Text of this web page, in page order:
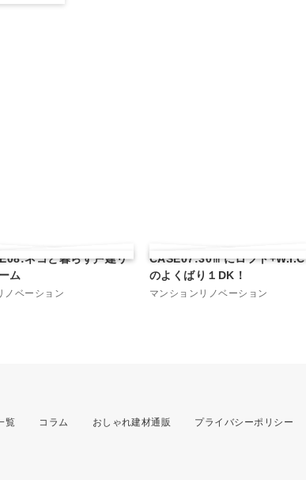
ネコと暮らす戸建リ
ム
ノベーション
CASE07:30㎡にロフト+W.I.C
のよくばり１DK！
マンションリノベーション
覧 コラム おしゃれ建材通販 プライバシーポリシー